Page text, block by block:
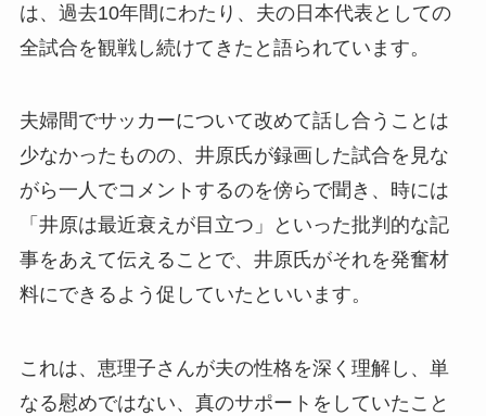
は、過去10年間にわたり、夫の日本代表としての
全試合を観戦し続けてきたと語られています。
夫婦間でサッカーについて改めて話し合うことは
少なかったものの、井原氏が録画した試合を見な
がら一人でコメントするのを傍らで聞き、時には
「井原は最近衰えが目立つ」といった批判的な記
事をあえて伝えることで、井原氏がそれを発奮材
料にできるよう促していたといいます。
これは、恵理子さんが夫の性格を深く理解し、単
なる慰めではない、真のサポートをしていたこと